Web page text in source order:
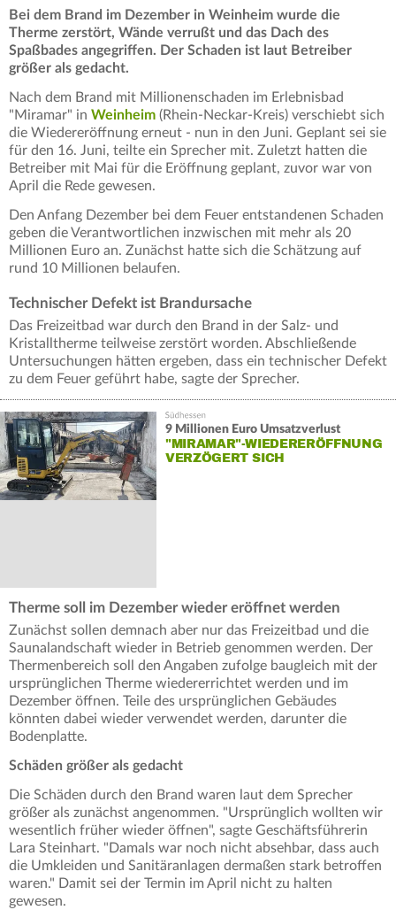
Bei dem Brand im Dezember in Weinheim wurde die
Therme zerstört, Wände verrußt und das Dach des
Spaßbades angegriffen. Der Schaden ist laut Betreiber
größer als gedacht.
Nach dem Brand mit Millionenschaden im Erlebnisbad
"Miramar" in Weinheim (Rhein-Neckar-Kreis) verschiebt sich
die Wiedereröffnung erneut - nun in den Juni. Geplant sei sie
für den 16. Juni, teilte ein Sprecher mit. Zuletzt hatten die
Betreiber mit Mai für die Eröffnung geplant, zuvor war von
April die Rede gewesen.
Den Anfang Dezember bei dem Feuer entstandenen Schaden
geben die Verantwortlichen inzwischen mit mehr als 20
Millionen Euro an. Zunächst hatte sich die Schätzung auf
rund 10 Millionen belaufen.
Technischer Defekt ist Brandursache
Das Freizeitbad war durch den Brand in der Salz- und
Kristalltherme teilweise zerstört worden. Abschließende
Untersuchungen hätten ergeben, dass ein technischer Defekt
zu dem Feuer geführt habe, sagte der Sprecher.
9 Millionen Euro Umsatzverlust
"MIRAMAR"-WIEDERERÖFFNUNG
VERZÖGERT SICH
Therme soll im Dezember wieder eröffnet werden
Zunächst sollen demnach aber nur das Freizeitbad und die
Saunalandschaft wieder in Betrieb genommen werden. Der
Thermenbereich soll den Angaben zufolge baugleich mit der
ursprünglichen Therme wiedererrichtet werden und im
Dezember öffnen. Teile des ursprünglichen Gebäudes
könnten dabei wieder verwendet werden, darunter die
Bodenplatte.
Schäden größer als gedacht
Die Schäden durch den Brand waren laut dem Sprecher
größer als zunächst angenommen. "Ursprünglich wollten wir
wesentlich früher wieder öffnen", sagte Geschäftsführerin
Lara Steinhart. "Damals war noch nicht absehbar, dass auch
die Umkleiden und Sanitäranlagen dermaßen stark betroffen
waren." Damit sei der Termin im April nicht zu halten
gewesen.